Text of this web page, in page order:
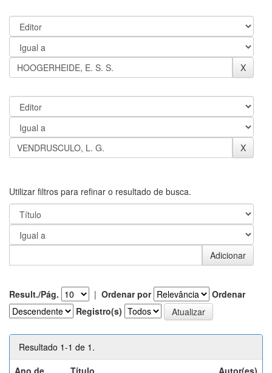
Utilizar filtros para refinar o resultado de busca.
Result./Pág. | Ordenar por
Ordenar
Registro(s)
Resultado 1-1 de 1.
Ano de
Título Autor(es)